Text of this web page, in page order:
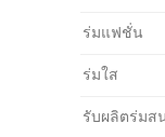
ร่มแฟชั่น
ร่มใส
รับผลิตร่มส